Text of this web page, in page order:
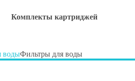
Комплекты картриджей
Фильтры для воды